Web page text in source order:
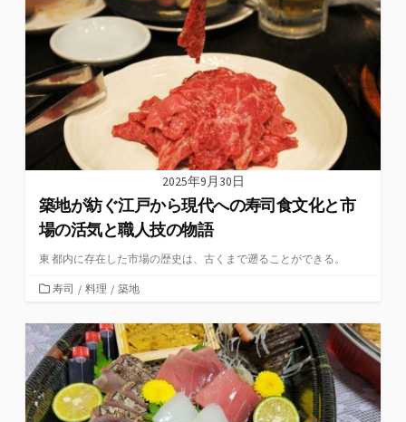
リ
ー
2025年9月30日
築地が紡ぐ江戸から現代への寿司食文化と市
場の活気と職人技の物語
東 都内に存在した市場の歴史は、古くまで遡ることができる。
カ
ゴ
リ
ー
寿司 / 料理 / 築地